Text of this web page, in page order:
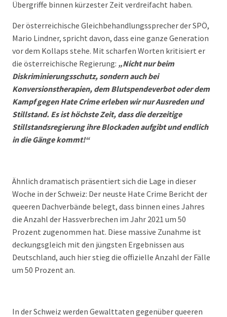
Übergriffe binnen kürzester Zeit verdreifacht haben.
Der österreichische Gleichbehandlungssprecher der SPÖ,
Mario Lindner, spricht davon, dass eine ganze Generation
vor dem Kollaps stehe. Mit scharfen Worten kritisiert er
die österreichische Regierung: „Nicht nur beim
Diskriminierungsschutz, sondern auch bei
Konversionstherapien, dem Blutspendeverbot oder dem
Kampf gegen Hate Crime erleben wir nur Ausreden und
Stillstand. Es ist höchste Zeit, dass die derzeitige
Stillstandsregierung ihre Blockaden aufgibt und endlich
in die Gänge kommt!“
Ähnlich dramatisch präsentiert sich die Lage in dieser
Woche in der Schweiz: Der neuste Hate Crime Bericht der
queeren Dachverbände belegt, dass binnen eines Jahres
die Anzahl der Hassverbrechen im Jahr 2021 um 50
Prozent zugenommen hat. Diese massive Zunahme ist
deckungsgleich mit den jüngsten Ergebnissen aus
Deutschland, auch hier stieg die offizielle Anzahl der Fälle
um 50 Prozent an.
In der Schweiz werden Gewalttaten gegenüber queeren